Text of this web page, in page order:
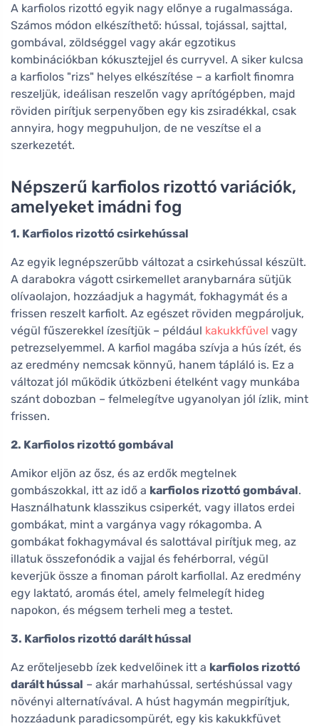
A karfiolos rizottó egyik nagy előnye a rugalmassága.
Számos módon elkészíthető: hússal, tojással, sajttal,
gombával, zöldséggel vagy akár egzotikus
kombinációkban kókusztejjel és curryvel. A siker kulcsa
a karfiolos "rizs" helyes elkészítése – a karfiolt finomra
reszeljük, ideálisan reszelőn vagy aprítógépben, majd
röviden pirítjuk serpenyőben egy kis zsiradékkal, csak
annyira, hogy megpuhuljon, de ne veszítse el a
szerkezetét.
Népszerű karfiolos rizottó variációk,
amelyeket imádni fog
1. Karfiolos rizottó csirkehússal
Az egyik legnépszerűbb változat a csirkehússal készült.
A darabokra vágott csirkemellet aranybarnára sütjük
olívaolajon, hozzáadjuk a hagymát, fokhagymát és a
frissen reszelt karfiolt. Az egészet röviden megpároljuk,
végül fűszerekkel ízesítjük – például kakukkfűvel vagy
petrezselyemmel. A karfiol magába szívja a hús ízét, és
az eredmény nemcsak könnyű, hanem tápláló is. Ez a
változat jól működik útközbeni ételként vagy munkába
szánt dobozban – felmelegítve ugyanolyan jól ízlik, mint
frissen.
2. Karfiolos rizottó gombával
Amikor eljön az ősz, és az erdők megtelnek
gombászokkal, itt az idő a karfiolos rizottó gombával.
Használhatunk klasszikus csiperkét, vagy illatos erdei
gombákat, mint a vargánya vagy rókagomba. A
gombákat fokhagymával és salottával pirítjuk meg, az
illatuk összefonódik a vajjal és fehérborral, végül
keverjük össze a finoman párolt karfiollal. Az eredmény
egy laktató, aromás étel, amely felmelegít hideg
napokon, és mégsem terheli meg a testet.
3. Karfiolos rizottó darált hússal
Az erőteljesebb ízek kedvelőinek itt a karfiolos rizottó
darált hússal – akár marhahússal, sertéshússal vagy
növényi alternatívával. A húst hagymán megpirítjuk,
hozzáadunk paradicsompürét, egy kis kakukkfüvet